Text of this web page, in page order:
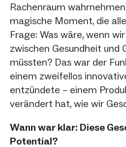
Rachenraum
magische Moment, die
Frage: Was wäre, wenn
zwischen Gesundheit und
müssten? Das war der
einem zweifellos
entzündete – einem
verändert hat, wie wir
Wann war klar: Diese
Potential?